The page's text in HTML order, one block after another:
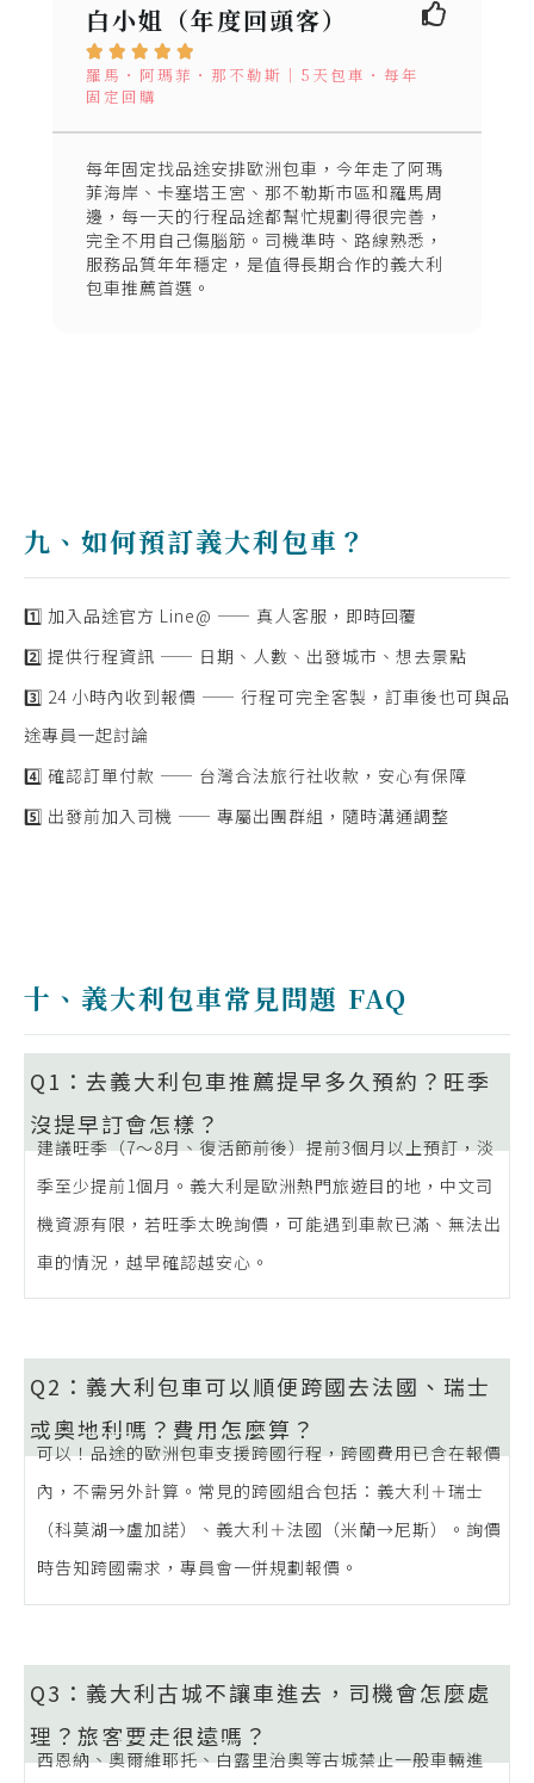
白小姐（年度回頭客）
    
羅馬・阿瑪菲・那不勒斯｜5天包車・每年
固定回購
每年固定找品途安排歐洲包車，今年走了阿瑪
菲海岸、卡塞塔王宮、那不勒斯市區和羅馬周
邊，每一天的行程品途都幫忙規劃得很完善，
完全不用自己傷腦筋。司機準時、路線熟悉，
服務品質年年穩定，是值得長期合作的義大利
包車推薦首選。
九、如何預訂義大利包車？
1️⃣ 加入品途官方 Line@ —— 真人客服，即時回覆
2️⃣ 提供行程資訊 —— 日期、人數、出發城市、想去景點
3️⃣ 24 小時內收到報價 —— 行程可完全客製，訂車後也可與品
途專員一起討論
4️⃣ 確認訂單付款 —— 台灣合法旅行社收款，安心有保障
5️⃣ 出發前加入司機 —— 專屬出團群組，隨時溝通調整
十、義大利包車常見問題 FAQ
Q1：去義大利包車推薦提早多久預約？旺季
沒提早訂會怎樣？
建議旺季（7〜8月、復活節前後）提前3個月以上預訂，淡
季至少提前1個月。義大利是歐洲熱門旅遊目的地，中文司
機資源有限，若旺季太晚詢價，可能遇到車款已滿、無法出
車的情況，越早確認越安心。
Q2：義大利包車可以順便跨國去法國、瑞士
或奧地利嗎？費用怎麼算？
可以！品途的歐洲包車支援跨國行程，跨國費用已含在報價
內，不需另外計算。常見的跨國組合包括：義大利＋瑞士
（科莫湖→盧加諾）、義大利＋法國（米蘭→尼斯）。詢價
時告知跨國需求，專員會一併規劃報價。
Q3：義大利古城不讓車進去，司機會怎麼處
理？旅客要走很遠嗎？
西恩納、奧爾維耶托、白露里治奧等古城禁止一般車輛進